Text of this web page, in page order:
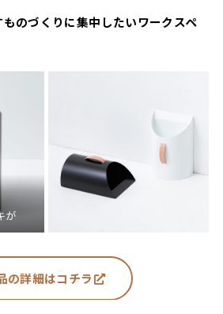
のづくりに集中したいワークスペ
が
の詳細はコチラ